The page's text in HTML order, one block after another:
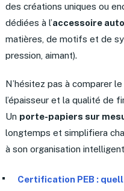
des créations uniques ou
dédiées à l’accessoire auto
matières, de motifs et de
pression, aimant).
N’hésitez pas à comparer
l’épaisseur et la qualité de
Un porte-papiers sur
longtemps et simplifiera
à son organisation
Certification PEB :